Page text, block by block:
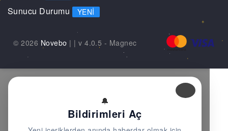
Sunucu Durumu YENI
© 2026 Novebo | | v 4.0.5 - Magnec
🔔
Bildirimleri Aç